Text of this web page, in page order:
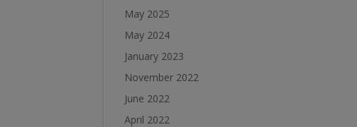
May 2025
May 2024
January 2023
November 2022
June 2022
April 2022